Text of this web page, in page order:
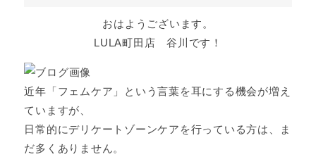
おはようございます。
LULA町田店 谷川です！
近年「フェムケア」という言葉を耳にする機会が増え
ていますが、
日常的にデリケートゾーンケアを行っている方は、ま
だ多くありません。